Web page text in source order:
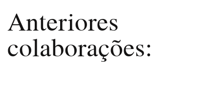
Anteriores
colaborações: